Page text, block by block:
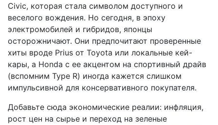
Civic, которая стала символом доступного и
веселого вождения. Но сегодня, в эпоху
электромобилей и гибридов, японцы
осторожничают. Они предпочитают проверенные
хиты вроде Prius от Toyota или локальные кей-
кары, а Honda с ее акцентом на спортивный драйв
(вспомним Type R) иногда кажется слишком
импульсивной для консервативного покупателя.
Добавьте сюда экономические реалии: инфляция,
рост цен на сырье и переход на зеленые